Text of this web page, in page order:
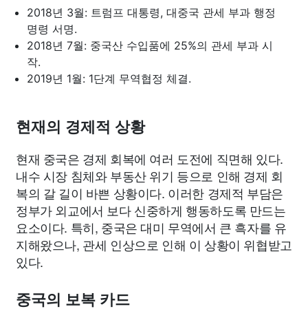
2018년 3월: 트럼프 대통령, 대중국 관세 부과 행정
명령 서명.
2018년 7월: 중국산 수입품에 25%의 관세 부과 시
작.
2019년 1월: 1단계 무역협정 체결.
현재의 경제적 상황
현재 중국은 경제 회복에 여러 도전에 직면해 있다.
내수 시장 침체와 부동산 위기 등으로 인해 경제 회
복의 갈 길이 바쁜 상황이다. 이러한 경제적 부담은
정부가 외교에서 보다 신중하게 행동하도록 만드는
요소이다. 특히, 중국은 대미 무역에서 큰 흑자를 유
지해왔으나, 관세 인상으로 인해 이 상황이 위협받고
있다.
중국의 보복 카드